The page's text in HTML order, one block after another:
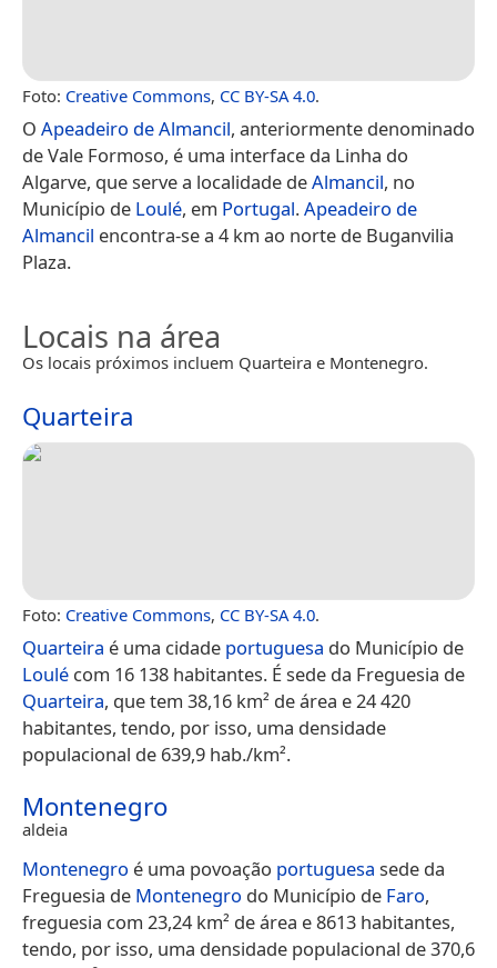
Foto: Creative Commons, CC BY-SA 4.0.
O Apeadeiro de Almancil, anteriormente denominado
de Vale Formoso, é uma interface da Linha do
Algarve, que serve a localidade deAlmancil, no
Município de Loulé, em Portugal.Apeadeiro de
Almancil encontra-se a 4 km ao norte de Buganvilia
Plaza.
Locais na área
Os locais próximos incluem Quarteira e Montenegro.
Quarteira
Foto: Creative Commons, CC BY-SA 4.0.
Quarteira é uma cidade portuguesa do Município de
Loulé com 16 138 habitantes. É sede da Freguesia de
Quarteira, que tem 38,16 km² de área e 24 420
habitantes, tendo, por isso, uma densidade
populacional de 639,9 hab./km².
Montenegro
aldeia
Montenegro é uma povoação portuguesa sede da
Freguesia de Montenegro do Município de Faro,
freguesia com 23,24 km² de área e 8613 habitantes,
tendo, por isso, uma densidade populacional de 370,6